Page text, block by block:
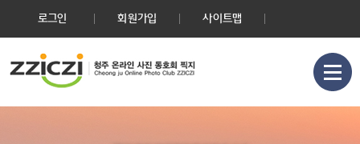
로그인 회원가입 사이트맵